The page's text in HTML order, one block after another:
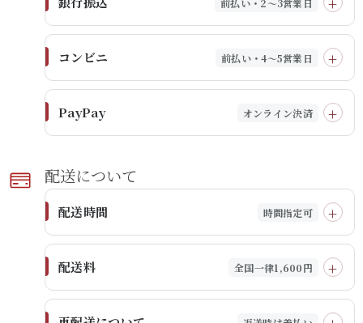
コンビニ 前払い・4～5営業日
PayPay オンライン決済
配送に​ついて​
配送時間 時間指定可
配送料 全国一律1,600円